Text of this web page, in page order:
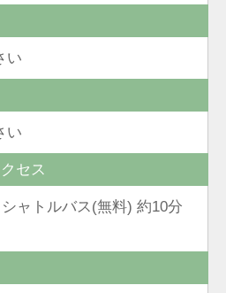
い
い
セス
ャトルバス(無料) 約10分